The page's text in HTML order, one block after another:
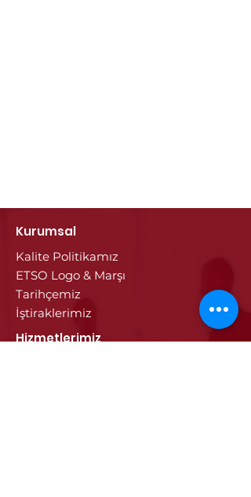
Kurumsal
Kalite Politikamız
ETSO Logo & Marşı
Tarihçemiz
İştiraklerimiz
Hizmetlerimiz